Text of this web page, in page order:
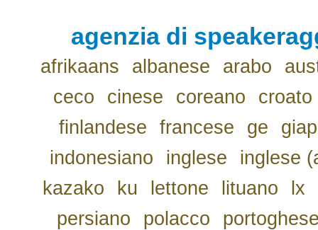
agenzia di
afrikaans albanese arabo
ceco
cinese coreano
croato
finlandese
francese ge
indonesiano
inglese
inglese
kazako
ku lettone lituano lx
persiano
polacco